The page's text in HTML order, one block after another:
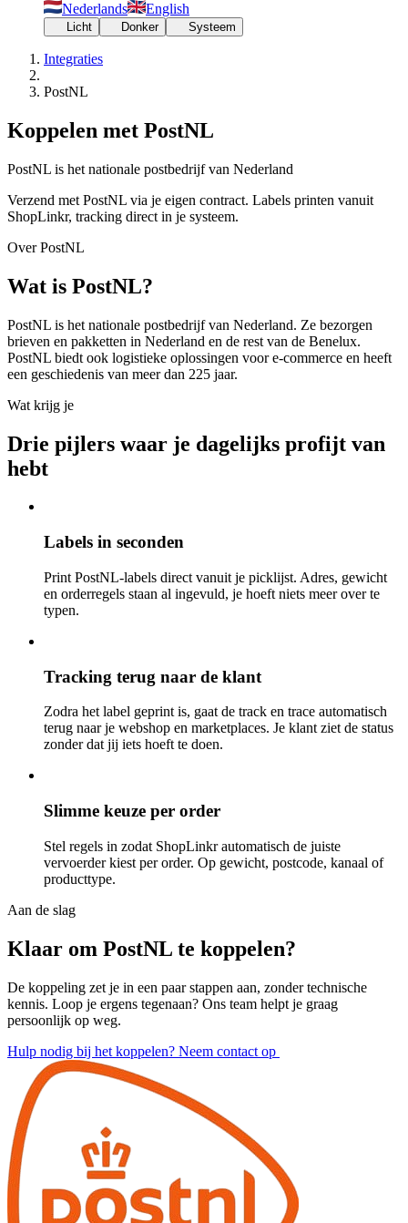
Nederlands
English
Licht Donker Systeem
Integraties
PostNL
Koppelen met PostNL
PostNL is het nationale postbedrijf van Nederland
Verzend met PostNL via je eigen contract. Labels printen vanuit
ShopLinkr, tracking direct in je systeem.
Over PostNL
Wat is PostNL?
PostNL is het nationale postbedrijf van Nederland. Ze bezorgen
brieven en pakketten in Nederland en de rest van de Benelux.
PostNL biedt ook logistieke oplossingen voor e-commerce en heeft
een geschiedenis van meer dan 225 jaar.
Wat krijg je
Drie pijlers waar je dagelijks profijt van
hebt
Labels in seconden
Print PostNL-labels direct vanuit je picklijst. Adres, gewicht
en orderregels staan al ingevuld, je hoeft niets meer over te
typen.
Tracking terug naar de klant
Zodra het label geprint is, gaat de track en trace automatisch
terug naar je webshop en marketplaces. Je klant ziet de status
zonder dat jij iets hoeft te doen.
Slimme keuze per order
Stel regels in zodat ShopLinkr automatisch de juiste
vervoerder kiest per order. Op gewicht, postcode, kanaal of
producttype.
Aan de slag
Klaar om PostNL te koppelen?
De koppeling zet je in een paar stappen aan, zonder technische
kennis. Loop je ergens tegenaan? Ons team helpt je graag
persoonlijk op weg.
Hulp nodig bij het koppelen? Neem contact op